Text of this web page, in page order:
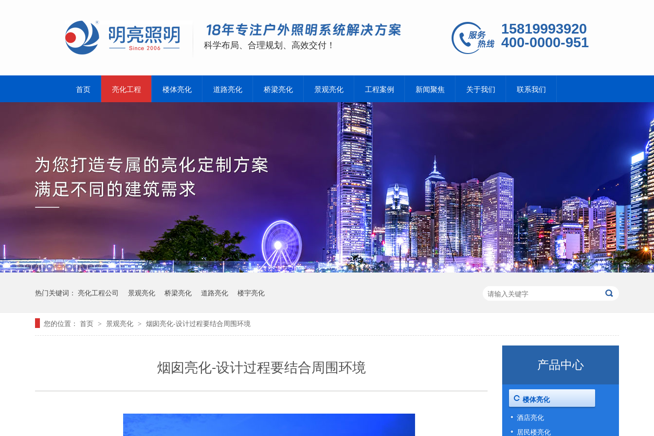
科学布局、合理规划、高效交付！
15819993920
400-0000-951
首页 亮化工程 楼体亮化 道路亮化 桥梁亮化 景观亮化 工程案例 新闻聚焦 关于我们 联系我们
热门关键词： 亮化工程公司 景观亮化 桥梁亮化 道路亮化 楼宇亮化
您的位置： 首页 > 景观亮化 > 烟囱亮化-设计过程要结合周围环境
烟囱亮化-设计过程要结合周围环境 产品中心
楼体亮化
酒店亮化
居民楼亮化